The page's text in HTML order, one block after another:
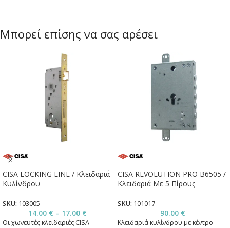
Μπορεί επίσης να σας αρέσει
CISA LOCKING LINE / Κλειδαριά
Κυλίνδρου
SKU: 103005
14.00 € – 17.00 €
Οι χωνευτές κλειδαριές CISA
CISA REVOLUTION PRO B6505 /
Κλειδαριά Με 5 Πίρους
SKU: 101017
90.00 €
Κλειδαριά κυλίνδρου με κέντρο